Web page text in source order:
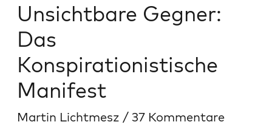
Unsichtbare Gegner:
Das
Konspirationistische
Manifest
Martin Lichtmesz / 37 Kommentare